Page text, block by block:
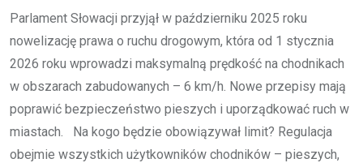
Parlament Słowacji przyjął w październiku 2025 roku
nowelizację prawa o ruchu drogowym, która od 1 stycznia
2026 roku wprowadzi maksymalną prędkość na chodnikach
w obszarach zabudowanych – 6 km/h. Nowe przepisy mają
poprawić bezpieczeństwo pieszych i uporządkować ruch w
miastach. Na kogo będzie obowiązywał limit? Regulacja
obejmie wszystkich użytkowników chodników – pieszych,